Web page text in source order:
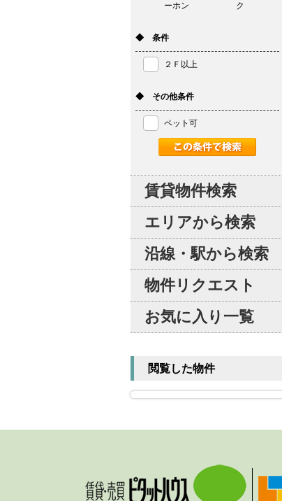
ーホン
ク
◆ 条件
２Ｆ以上
◆ その他条件
ペット可
賃貸物件検索
エリアから検索
沿線・駅から検索
物件リクエスト
お気に入り一覧
閲覧した物件